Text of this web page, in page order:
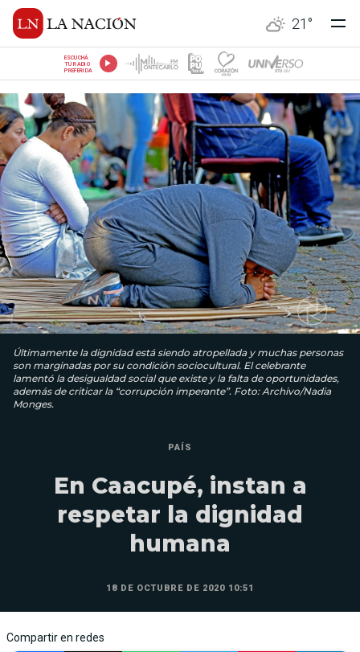
21 °
ESCUCHÁ
TU RADIO
PREFERIDA
Últimamente la dignidad está siendo atropellada y muchas personas
son marginadas por su condición sociocultural. El celebrante
lamentó la desigualdad social que existe y la falta de oportunidades,
además de criticar la “corrupción imperante”. Foto: Archivo/Nadia
Monges.
PAÍS
En Caacupé, instan a
respetar la dignidad
humana
18 DE OCTUBRE DE 2020 10:51
Compartir en redes